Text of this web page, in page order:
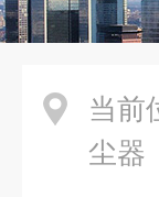
当前
尘器